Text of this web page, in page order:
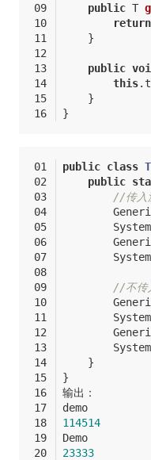
public T
return
    }
public
this
    }
}
public class
public
//传入
//不传
    }
}
输出：
demo
114514
Demo
23333